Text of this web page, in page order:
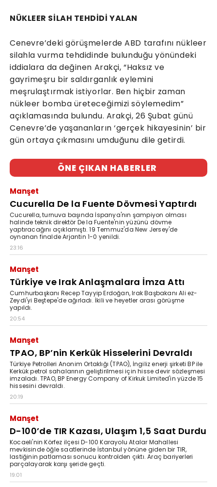
NÜKLEER SİLAH TEHDİDİ YALAN
Cenevre’deki görüşmelerde ABD tarafını nükleer
silahla vurma tehdidinde bulunduğu yönündeki
iddialara da değinen Arakçi, “Haksız ve
gayrimeşru bir saldırganlık eylemini
meşrulaştırmak istiyorlar. Ben hiçbir zaman
nükleer bomba üreteceğimizi söylemedim”
açıklamasında bulundu. Arakçi, 26 Şubat günü
Cenevre’de yaşananların ‘gerçek hikayesinin’ bir
gün ortaya çıkmasını umduğunu dile getirdi.
ÖNE ÇIKAN HABERLER
Manşet
Cucurella De la Fuente Dövmesi Yaptırdı
Cucurella, turnuva başında İspanya'nın şampiyon olması
halinde teknik direktör De la Fuente'nin yüzünü dövme
yaptıracağını açıklamıştı. 19 Temmuz'da New Jersey'de
oynanan finalde Arjantin 1-0 yenildi.
23:16
Manşet
Türkiye ve Irak Anlaşmalara İmza Attı
Cumhurbaşkanı Recep Tayyip Erdoğan, Irak Başbakanı Ali ez-
Zeydi'yi Beştepe'de ağırladı. İkili ve heyetler arası görüşme
yapıldı.
20:54
Manşet
TPAO, BP’nin Kerkük Hisselerini Devraldı
Türkiye Petrolleri Anonim Ortaklığı (TPAO), İngiliz enerji şirketi BP ile
Kerkük petrol sahalarının geliştirilmesi için hisse devir sözleşmesi
imzaladı. TPAO, BP Energy Company of Kirkuk Limited'in yüzde 15
hissesini devraldı.
20:19
Manşet
D-100’de TIR Kazası, Ulaşım 1,5 Saat Durdu
Kocaeli'nin Körfez ilçesi D-100 Karayolu Atalar Mahallesi
mevkisinde öğle saatlerinde İstanbul yönüne giden bir TIR,
lastiğinin patlaması sonucu kontrolden çıktı. Araç bariyerleri
parçalayarak karşı şeride geçti.
19:01